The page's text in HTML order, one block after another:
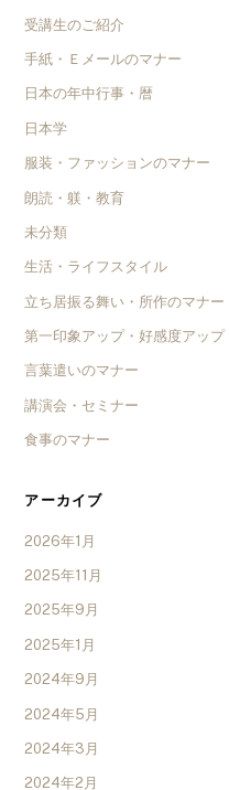
受講生のご紹介
手紙・Ｅメールのマナー
日本の年中行事・暦
日本学
服装・ファッションのマナー
朗読・躾・教育
未分類
生活・ライフスタイル
立ち居振る舞い・所作のマナー
第一印象アップ・好感度アップ
言葉遣いのマナー
講演会・セミナー
食事のマナー
アーカイブ
2026年1月
2025年11月
2025年9月
2025年1月
2024年9月
2024年5月
2024年3月
2024年2月